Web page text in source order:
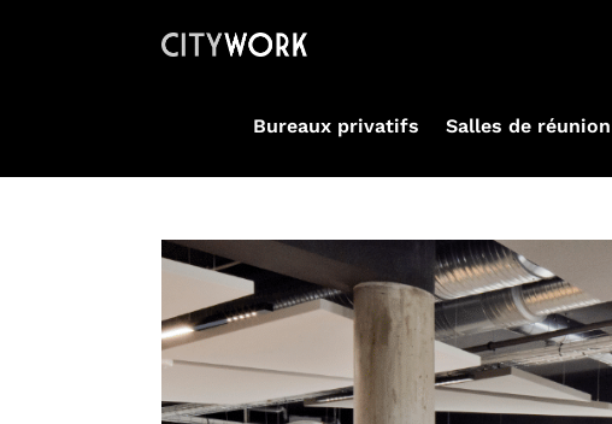
Bureaux privatifs Salles de réunion